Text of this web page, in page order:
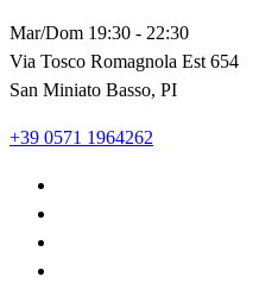
Vai
al
contenuto
Mar/Dom 19:30 - 22:30
Via Tosco Romagnola Est 654
San Miniato Basso, PI
+39 0571 1964262